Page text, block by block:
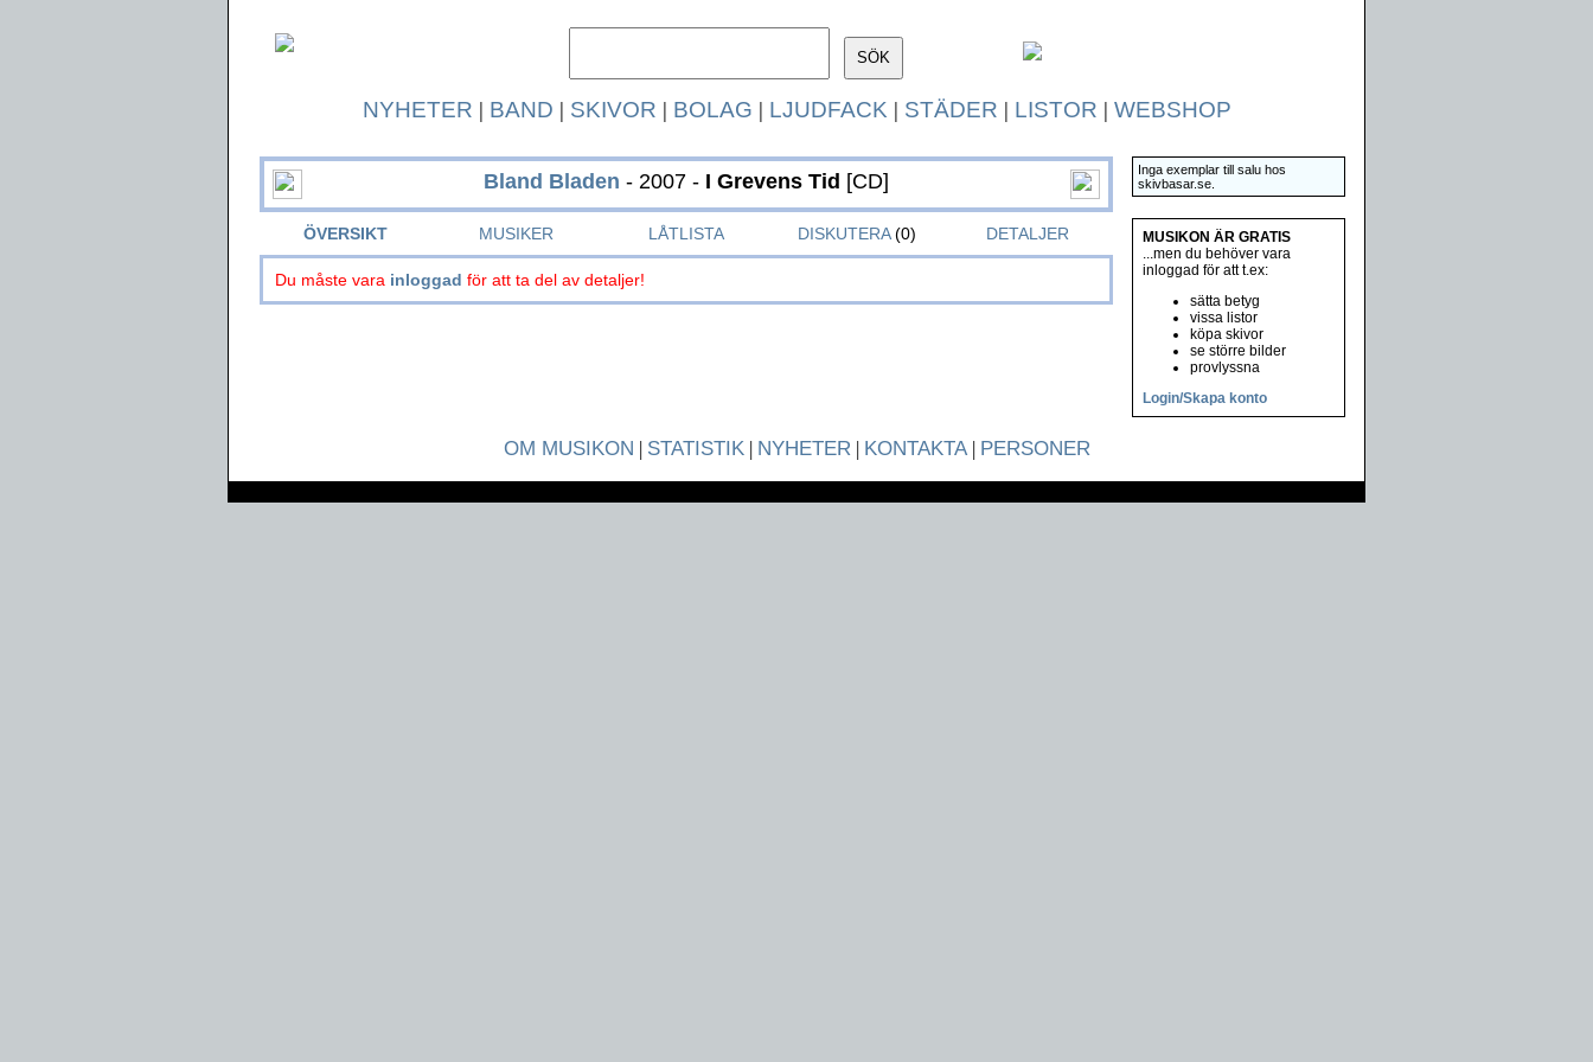
NYHETER | BAND | SKIVOR | BOLAG | LJUDFACK | STÄDER | LISTOR | WEBSHOP
Bland Bladen - 2007 - I Grevens Tid [CD]
ÖVERSIKT MUSIKER LÅTLISTA DISKUTERA(0) DETALJER
Du måste vara inloggad för att ta del av detaljer!
Inga exemplar till salu hos
skivbasar.se.
MUSIKON ÄR GRATIS
...men du behöver vara
inloggad för att t.ex:
sätta betyg
vissa listor
köpa skivor
se större bilder
provlyssna
Login/Skapa konto
OM MUSIKON | STATISTIK| NYHETER| KONTAKTA| PERSONER